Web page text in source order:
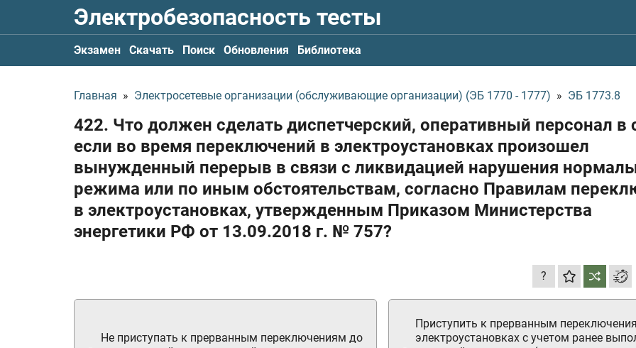
Электробезопасность тесты
Экзамен Скачать Поиск Обновления Библиотека
Главная » Электросетевые организации (обслуживающие организации) (ЭБ 1770 - 1777) » ЭБ 1773.8
422. Что должен сделать диспетчерский, оперативный персонал в
если во время переключений в электроустановках произошел
вынужденный перерыв в связи с ликвидацией нарушения
режима или по иным обстоятельствам, согласно Правилам
в электроустановках, утвержденным Приказом Министерства
энергетики РФ от 13.09.2018 г. № 757?
?
Не приступать к прерванным переключениям до
Приступить к прерванным
электроустановках с учетом ранее